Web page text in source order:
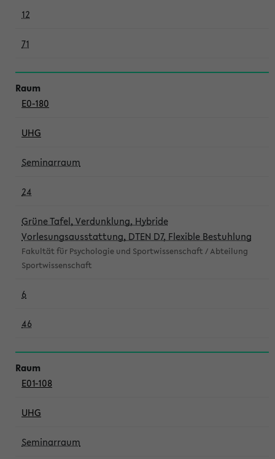
12
71
E0-180
UHG
Seminarraum
24
Grüne Tafel, Verdunklung, Hybride
Vorlesungsausstattung, DTEN D7, Flexible Bestuhlung
Fakultät für Psychologie und Sportwissenschaft / Abteilung
Sportwissenschaft
6
46
E01-108
UHG
Seminarraum